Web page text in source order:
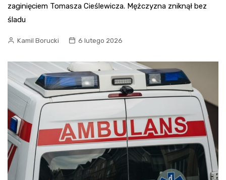
zaginięciem Tomasza Cieślewicza. Mężczyzna zniknął bez
śladu
Kamil Borucki 6 lutego 2026